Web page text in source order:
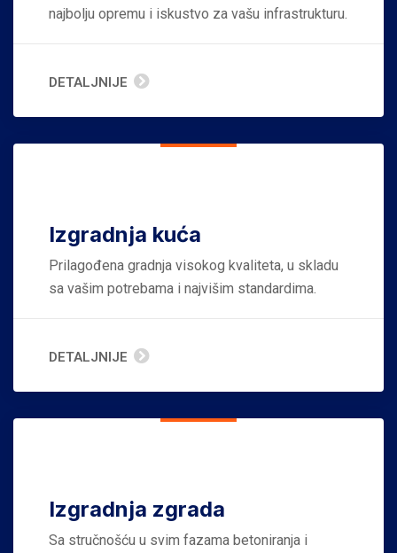
najbolju opremu i iskustvo za vašu infrastrukturu.
DETALJNIJE
Izgradnja kuća
Prilagođena gradnja visokog kvaliteta, u skladu
sa vašim potrebama i najvišim standardima.
DETALJNIJE
Izgradnja zgrada
Sa stručnošću u svim fazama betoniranja i